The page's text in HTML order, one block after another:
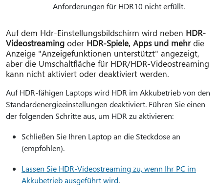
Anforderungen für HDR10 nicht erfüllt.
Auf dem Hdr-Einstellungsbildschirm wird neben HDR-
Videostreaming oder HDR-Spiele, Apps und mehrdie
Anzeige "Anzeigefunktionen unterstützt" angezeigt,
aber die Umschaltfläche für HDR/HDR-Videostreaming
kann nicht aktiviert oder deaktiviert werden.
Auf HDR-fähigen Laptops wird HDR im Akkubetrieb von den
Standardenergieeinstellungen deaktiviert. Führen Sie einen
der folgenden Schritte aus, um HDR zu aktivieren:
Schließen Sie Ihren Laptop an die Steckdose an
(empfohlen).
Lassen Sie HDR-Videostreaming zu, wenn Ihr PC im
Akkubetrieb ausgeführt wird.